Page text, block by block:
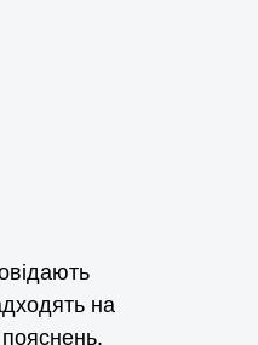
на